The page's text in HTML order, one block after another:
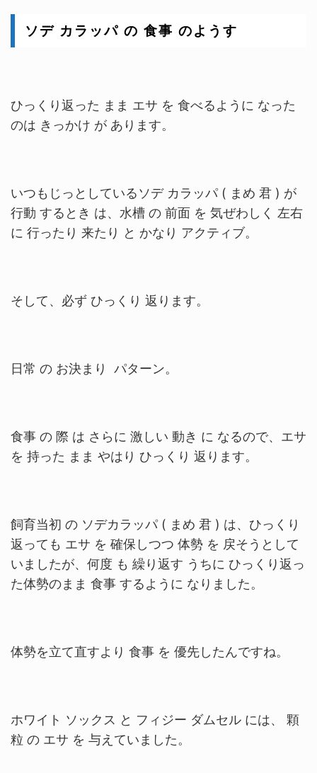
ソデ カラッパ の 食事 のようす
ひっくり返った まま エサ を 食べるように なった
のは きっかけ が あります。
いつもじっとしているソデ カラッパ ( まめ 君 ) が
行動 するとき は、水槽 の 前面 を 気ぜわしく 左右
に 行ったり 来たり と かなり アクティブ。
そして、 必ず ひっくり 返ります。
日常 の お決まり パターン。
食事 の 際 は さらに 激しい 動き に なるので、エサ
を 持った まま やはり ひっくり 返ります。
飼育当初 の ソデカラッパ ( まめ 君 ) は、ひっくり
返っても エサ を 確保しつつ 体勢 を 戻そうとして
いましたが、何度 も 繰り返す うちに ひっくり返っ
た体勢のまま 食事 するように なりました。
体勢を立て直すより 食事 を 優先したんですね。
ホワイト ソックス と フィジー ダムセル には、 顆
粒 の エサ を 与えていました。